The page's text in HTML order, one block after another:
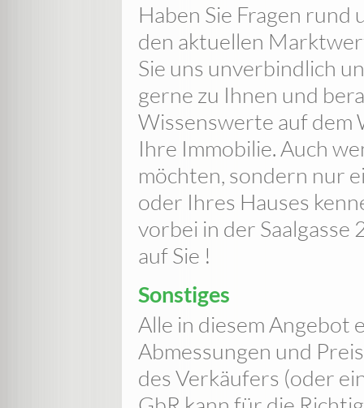
Haben Sie Fragen rund
den aktuellen
Sie uns unverbindlich
gerne zu Ihnen und
Wissenswerte auf dem
Ihre Immobilie. Auch
möchten, sondern nur
oder Ihres Hauses
vorbei in der Saalgasse
auf Sie !
Sonstiges
Alle in diesem Angebot
Abmessungen und
des Verkäufers (oder